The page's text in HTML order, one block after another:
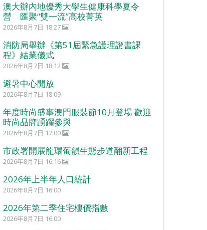
澳大辦內地優秀大學生健康科學夏令
營 匯聚“雙一流”高校菁英
2026年8月7日 18:27
消防局舉辦《第51屆緊急護理證書課
程》結業儀式
2026年8月7日 18:12
避暑中心開放
2026年8月7日 18:09
年度時尚盛事澳門服裝節10月登場 歡迎
時尚品牌踴躍參與
2026年8月7日 17:00
市政署開展龍環葡韻生態步道翻新工程
2026年8月7日 16:16
2026年上半年人口統計
2026年8月7日 16:00
2026年第二季住宅樓價指數
2026年8月7日 16:00